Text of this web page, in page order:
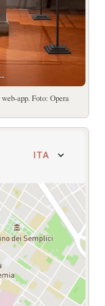
app. Foto: Opera